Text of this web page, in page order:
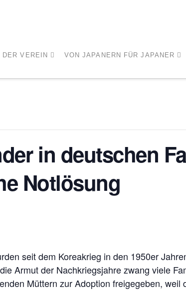
DER VEREIN VON JAPANERN FÜR JAPANER
in deutschen
Notlösung
seit dem Koreakrieg in den 1950er
Armut der Nachkriegsjahre zwang viele
Müttern zur Adoption freigegeben,